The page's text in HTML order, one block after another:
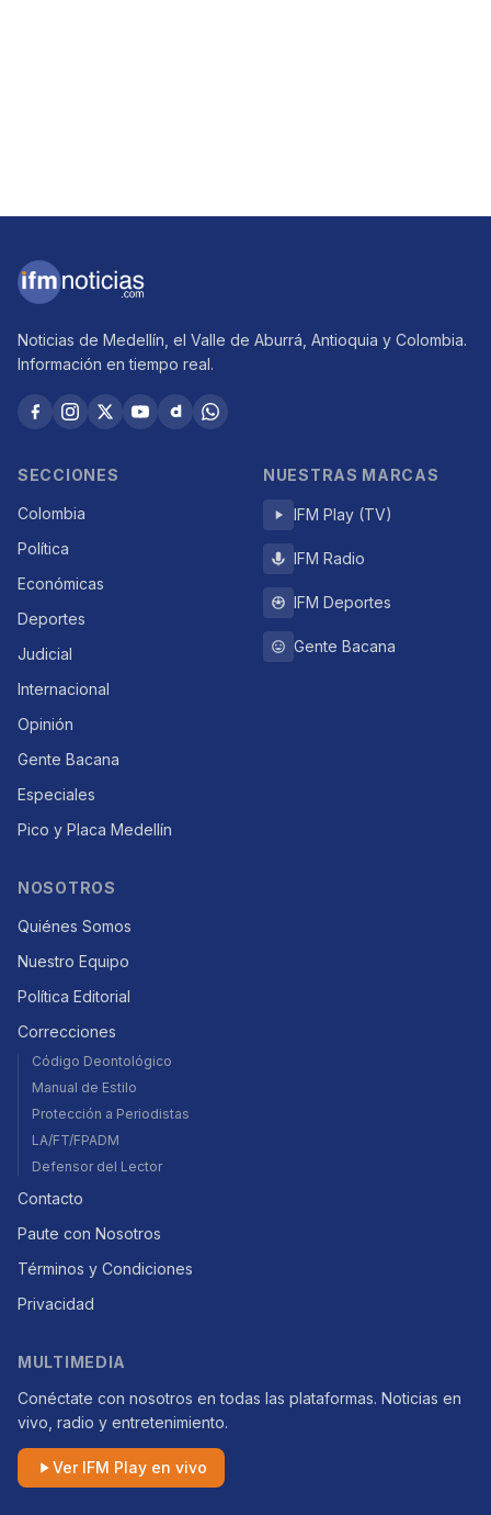
Noticias de Medellín, el Valle de Aburrá, Antioquia y Colombia.
Información en tiempo real.
SECCIONES
Colombia
Política
Económicas
Deportes
Judicial
Internacional
Opinión
Gente Bacana
Especiales
Pico y Placa Medellín
NUESTRAS MARCAS
IFM Play (TV)
IFM Radio
IFM Deportes
Gente Bacana
NOSOTROS
Quiénes Somos
Nuestro Equipo
Política Editorial
Correcciones
Código Deontológico
Manual de Estilo
Protección a Periodistas
LA/FT/FPADM
Defensor del Lector
Contacto
Paute con Nosotros
Términos y Condiciones
Privacidad
MULTIMEDIA
Conéctate con nosotros en todas las plataformas. Noticias en
vivo, radio y entretenimiento.
Ver IFM Play en vivo